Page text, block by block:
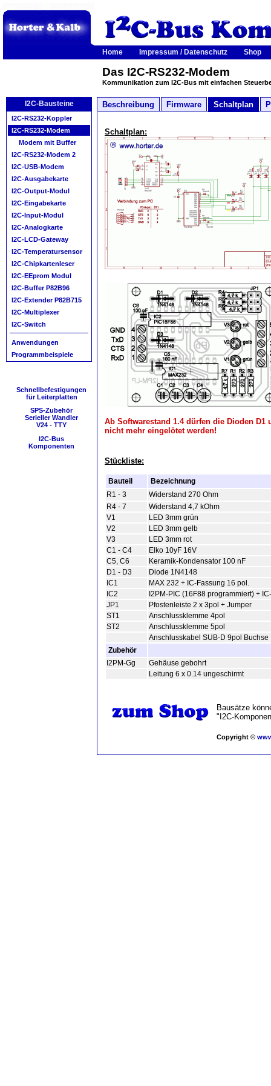
Home Impressum / Datenschutz Shop
Das I2C-RS232-Modem
Kommunikation zum I2C-Bus mit einfachen
Beschreibung Firmware Schaltplan
I2C-Bausteine
I2C-RS232-Koppler
I2C-RS232-Modem
Modem mit Buffer
I2C-RS232-Modem 2
I2C-USB-Modem
I2C-Ausgabekarte
I2C-Output-Modul
I2C-Eingabekarte
I2C-Input-Modul
I2C-Analogkarte
I2C-LCD-Gateway
I2C-Temperatursensor
I2C-Chipkartenleser
I2C-EEprom Modul
I2C-Buffer P82B96
I2C-Extender P82B715
I2C-Multiplexer
I2C-Switch
Anwendungen
Programmbeispiele
Schnellbefestigungen
für Leiterplatten
SPS-Zubehör
Serieller Wandler
V24 - TTY
I2C-Bus
Komponenten
Schaltplan:
Ab Softwarestand 1.4 dürfen die Dioden D1
nicht mehr eingelötet werden!
Stückliste:
Bauteil
Bezeichnung
R1 - 3
Widerstand 270 Ohm
R4 - 7
Widerstand 4,7 kOhm
V1
LED 3mm grün
V2
LED 3mm gelb
V3
LED 3mm rot
C1 - C4
Elko 10yF 16V
C5, C6
Keramik-Kondensator 100 nF
D1 - D3
Diode 1N4148
IC1
MAX 232 + IC-Fassung 16 pol.
IC2
I2PM-PIC (16F88 programmiert) +
JP1
Pfostenleiste 2 x 3pol + Jumper
ST1
Anschlussklemme 4pol
ST2
Anschlussklemme 5pol
Anschlusskabel SUB-D 9pol Buchse
Zubehör
I2PM-Gg
Gehäuse gebohrt
Leitung 6 x 0.14 ungeschirmt
Bausätze
"I2C-
Copyright ©